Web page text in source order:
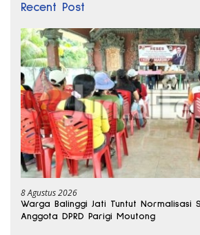
Recent Post
8 Agustus 2026
Warga Balinggi Jati Tuntut Normalisasi
Anggota DPRD Parigi Moutong